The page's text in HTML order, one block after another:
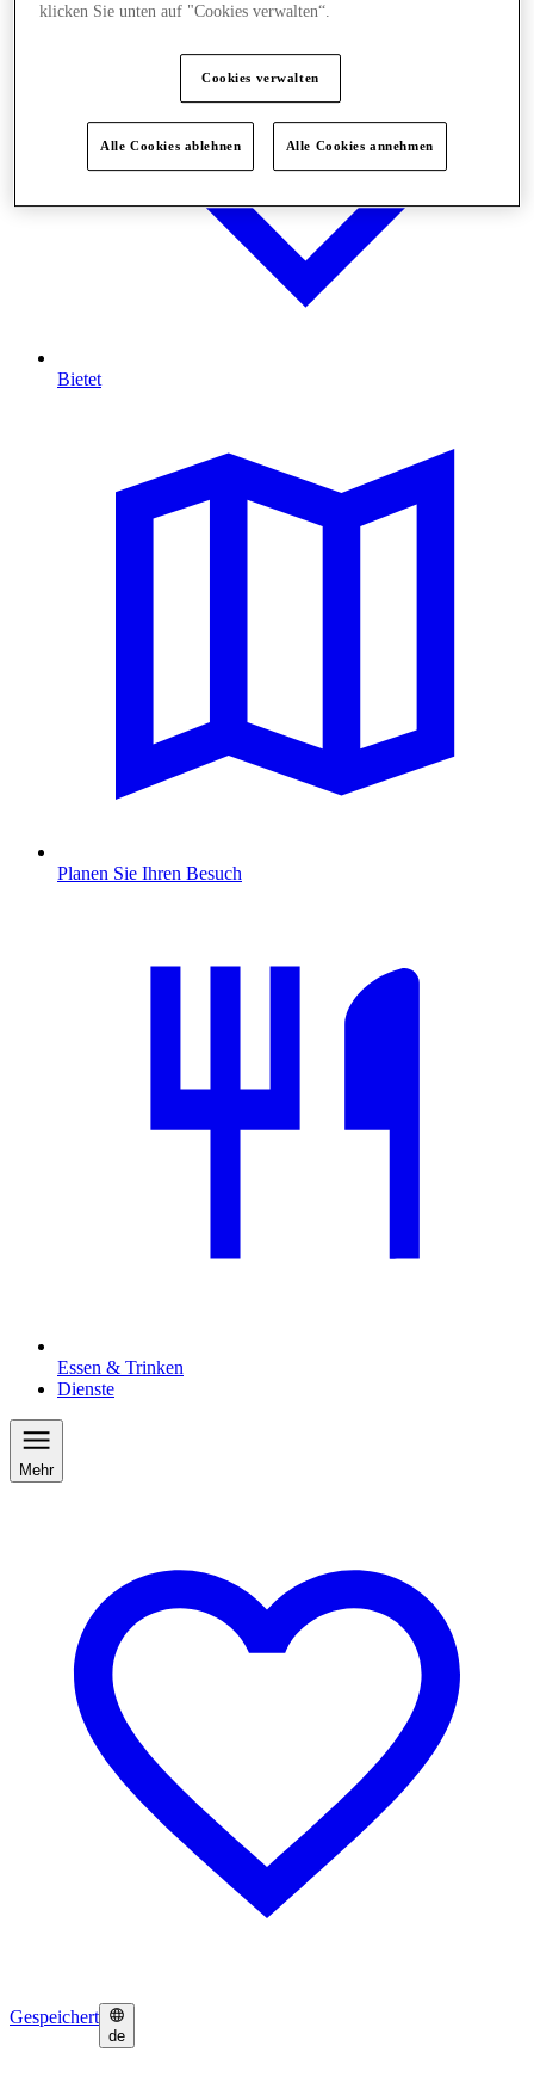
Bietet
Planen Sie Ihren Besuch
Essen & Trinken
Dienste
Mehr
Gespeichert
de
klicken Sie unten auf "Cookies verwalten“.
Cookies verwalten
Alle Cookies ablehnen Alle Cookies annehmen